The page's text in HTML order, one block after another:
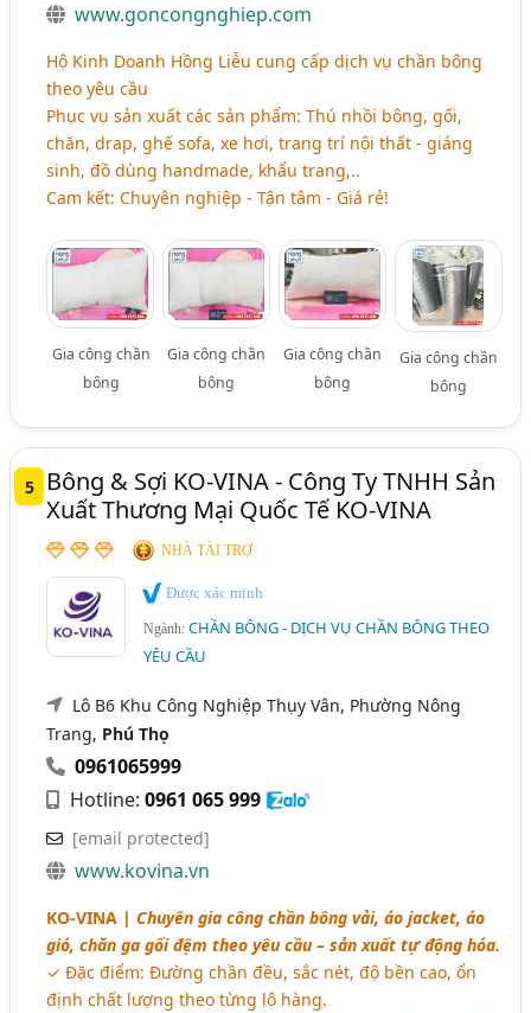
www.goncongnghiep.com
Hộ Kinh Doanh Hồng Liễu cung cấp dịch vụ chần bông
theo yêu cầu
Phục vụ sản xuất các sản phẩm: Thú nhồi bông, gối,
chăn, drap, ghế sofa, xe hơi, trang trí nội thất - giáng
sinh, đồ dùng handmade, khẩu trang,..
Cam kết: Chuyên nghiệp - Tận tâm - Giá rẻ!
Gia công chần
bông
Gia công chần
bông
Gia công chần
bông
Gia công chần
bông
5
Bông & Sợi KO-VINA - Công Ty TNHH Sản
Xuất Thương Mại Quốc Tế KO-VINA
NHÀ TÀI TRỢ
Được xác minh
Ngành:CHẦN BÔNG - DỊCH VỤ CHẦN BÔNG THEO
YÊU CẦU
Lô B6 Khu Công Nghiệp Thụy Vân, Phường Nông
Trang, Phú Thọ
0961065999
Hotline:0961 065 999
[email protected]
www.kovina.vn
KO-VINA |Chuyên gia công chần bông vải, áo jacket, áo
gió, chăn ga gối đệm theo yêu cầu – sản xuất tự động hóa.
✓ Đặc điểm: Đường chần đều, sắc nét, độ bền cao, ổn
định chất lượng theo từng lô hàng.